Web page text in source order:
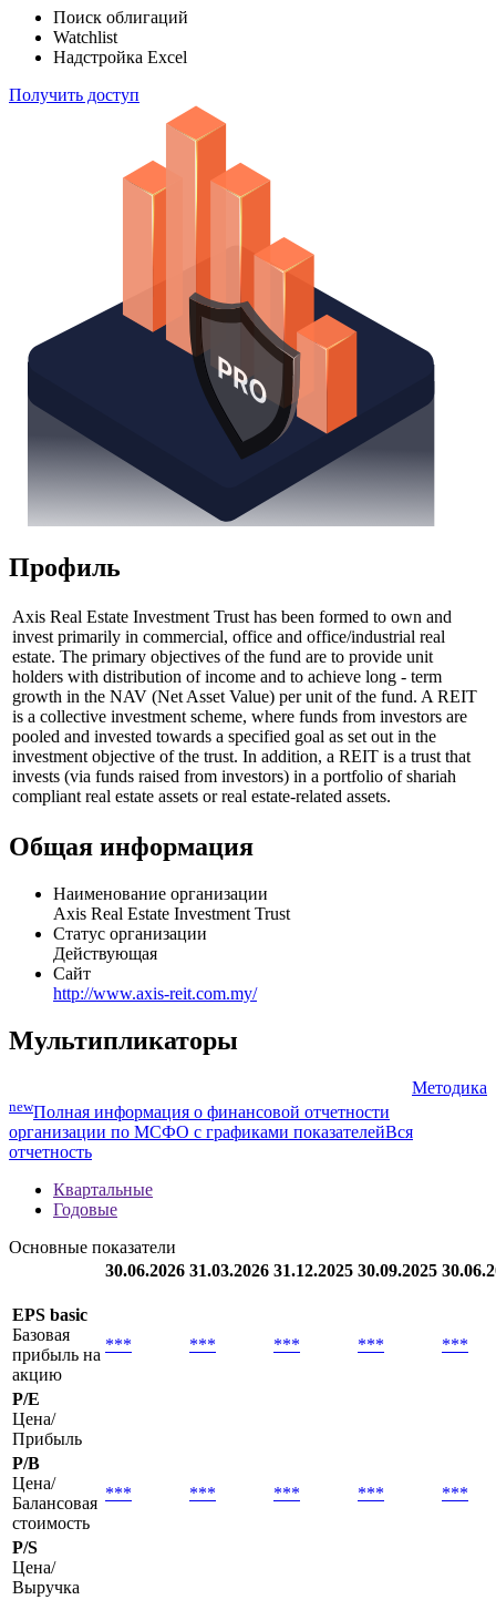
Поиск облигаций
Watchlist
Надстройка Excel
Получить доступ
Профиль
Axis Real Estate Investment Trust has been formed to own and
invest primarily in commercial, office and office/industrial real
estate. The primary objectives of the fund are to provide unit
holders with distribution of income and to achieve long - term
growth in the NAV (Net Asset Value) per unit of the fund. A REIT
is a collective investment scheme, where funds from investors are
pooled and invested towards a specified goal as set out in the
investment objective of the trust. In addition, a REIT is a trust that
invests (via funds raised from investors) in a portfolio of shariah
compliant real estate assets or real estate-related assets.
Общая информация
Наименование организации
Axis Real Estate Investment Trust
Статус организации
Действующая
Сайт
http://www.axis-reit.com.my/
Мультипликаторы
Методика
newПолная информация о финансовой отчетности
организации по МСФО с графиками показателейВся
отчетность
Квартальные
Годовые
Основные показатели
30.06.2026 31.03.2026 31.12.2025 30.09.2025
EPS basic
Базовая
прибыль на
акцию
*** *** *** *** ***
P/E
Цена/
Прибыль
P/B
Цена/
Балансовая
стоимость
*** *** *** *** ***
P/S
Цена/
Выручка